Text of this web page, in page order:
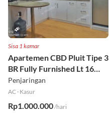
Sisa 1 kamar
Apartemen CBD Pluit Tipe 3
BR Fully Furnished Lt 16
Utara
Penjaringan
AC · Kasur
Rp1.000.000/hari